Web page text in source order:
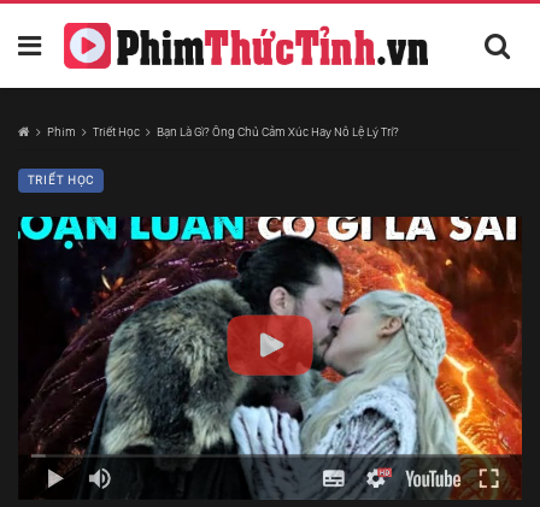
Phim Triết Học Bạn Là Gì? Ông Chủ Cảm Xúc Hay Nô Lệ Lý Trí?
TRIẾT HỌC